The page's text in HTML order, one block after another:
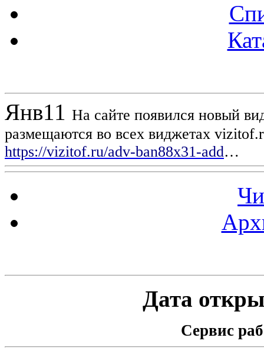
Янв11 На сайте появился новый
размещаются во всех виджетах
https://vizitof.ru/adv-ban88x31-add…
Дата
Сервис